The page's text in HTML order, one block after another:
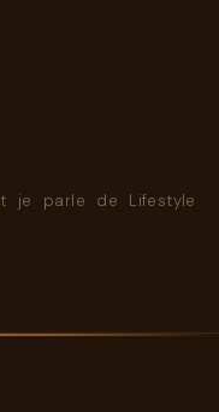
je parle de Lifestyle